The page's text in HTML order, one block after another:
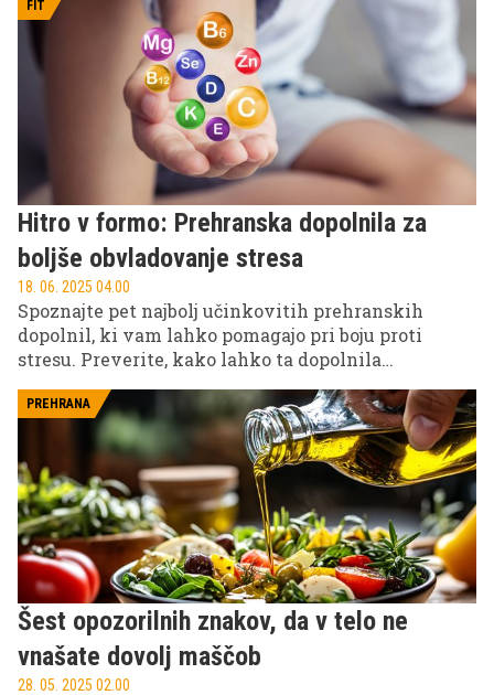
FIT
Hitro v formo: Prehranska dopolnila za
boljše obvladovanje stresa
18. 06. 2025 04.00
Spoznajte pet najbolj učinkovitih prehranskih
dopolnil, ki vam lahko pomagajo pri boju proti
stresu. Preverite, kako lahko ta dopolnila
izboljšanju počutja ter dvigu energije.
PREHRANA
Šest opozorilnih znakov, da v telo ne
vnašate dovolj maščob
28. 05. 2025 02.00